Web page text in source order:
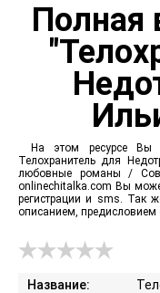
Полная
На этом ресурсе Вы
Телохранитель для
любовные романы /
onlinechitalka.com Вы
регистрации и sms. Так
описанием, предисловием
Название: